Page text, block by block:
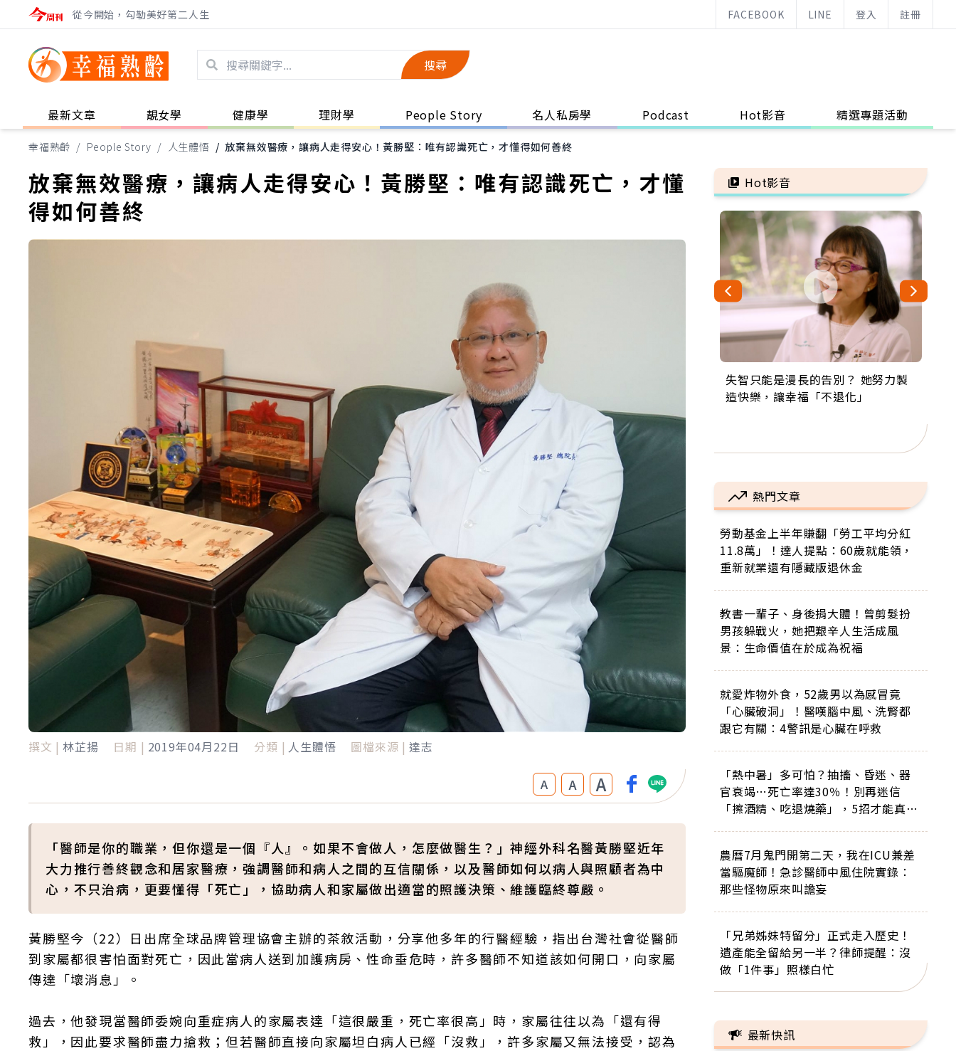
從今開始，勾勒美好第二人生 FACEBOOK LINE 登入 註冊
搜尋
最新文章 靚女學 健康學 理財學 People Story 名人私房學 Podcast Hot影音 精選專題活動
幸福熟齡 / People Story / 人生體悟 / 放棄無效醫療，讓病人走得安心！黃勝堅：唯有認識死亡，才懂得如何善終
放棄無效醫療，讓病人走得安心！黃勝堅：唯有認識死亡，才懂
得如何善終
撰文 | 林芷揚 日期 | 2019年04月22日 分類 | 人生體悟 圖檔來源 | 達志
A A A
「醫師是你的職業，但你還是一個『人』。如果不會做人，怎麼做醫生？」神經外科名醫黃勝堅近年
大力推行善終觀念和居家醫療，強調醫師和病人之間的互信關係，以及醫師如何以病人與照顧者為中
心，不只治病，更要懂得「死亡」，協助病人和家屬做出適當的照護決策、維護臨終尊嚴。
黃勝堅今（22）日出席全球品牌管理協會主辦的茶敘活動，分享他多年的行醫經驗，指出台灣社會從醫師
到家屬都很害怕面對死亡，因此當病人送到加護病房、性命垂危時，許多醫師不知道該如何開口，向家屬
傳達「壞消息」。
過去，他發現當醫師委婉向重症病人的家屬表達「這很嚴重，死亡率很高」時，家屬往往以為「還有得
救」，因此要求醫師盡力搶救；但若醫師直接向家屬坦白病人已經「沒救」，許多家屬又無法接受，認為
Hot影音
失智只能是漫長的告別？ 她努力製
造快樂，讓幸福「不退化」
來自剛果的巧克力神父 為台灣奉獻
36年 「台灣是我的家，我連作夢都
63歲卸矽谷副總、搬回台灣找快
樂！「蛋黃哥小丑」走進安養院，
104歲打破金氏世界紀錄 成為全球
最年長羽球選手，分享長壽的秘密
事業巔峰他選擇追夢…黑手阿伯拉
小提琴還登上小巨蛋！連CNN都大
熱門文章
勞動基金上半年賺翻「勞工平均分紅
11.8萬」！達人提點：60歲就能領，
重新就業還有隱藏版退休金
教書一輩子、身後捐大體！曾剪髮扮
男孩躲戰火，她把艱辛人生活成風
景：生命價值在於成為祝福
就愛炸物外食，52歲男以為感冒竟
「心臟破洞」！醫嘆腦中風、洗腎都
跟它有關：4警訊是心臟在呼救
「熱中暑」多可怕？抽搐、昏迷、器
官衰竭…死亡率達30％！別再迷信
「擦酒精、吃退燒藥」，5招才能真救
農曆7月鬼門開第二天，我在ICU兼差
當驅魔師！急診醫師中風住院實錄：
那些怪物原來叫譫妄
「兄弟姊妹特留分」正式走入歷史！
遺產能全留給另一半？律師提醒：沒
做「1件事」照樣白忙
最新快訊